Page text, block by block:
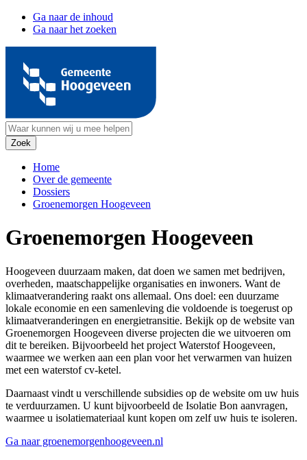
Ga naar de inhoud
Ga naar het zoeken
Home
Over de gemeente
Dossiers
Groenemorgen Hoogeveen
Groenemorgen Hoogeveen
Hoogeveen duurzaam maken, dat doen we samen met bedrijven,
overheden, maatschappelijke organisaties en inwoners. Want de
klimaatverandering raakt ons allemaal. Ons doel: een duurzame
lokale economie en een samenleving die voldoende is toegerust op
klimaatveranderingen en energietransitie. Bekijk op de website van
Groenemorgen Hoogeveen diverse projecten die we uitvoeren om
dit te bereiken. Bijvoorbeeld het project Waterstof Hoogeveen,
waarmee we werken aan een plan voor het verwarmen van huizen
met een waterstof cv-ketel.
Daarnaast vindt u verschillende subsidies op de website om uw huis
te verduurzamen. U kunt bijvoorbeeld de Isolatie Bon aanvragen,
waarmee u isolatiemateriaal kunt kopen om zelf uw huis te isoleren.
Ga naar groenemorgenhoogeveen.nl